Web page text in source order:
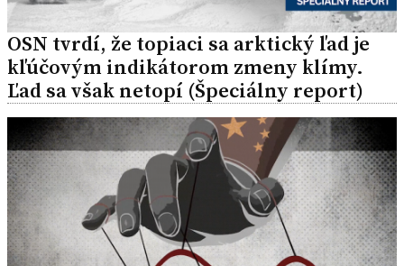
OSN tvrdí, že topiaci sa arktický ľad je
kľúčovým indikátorom zmeny klímy.
Ľad sa však netopí (Špeciálny report)